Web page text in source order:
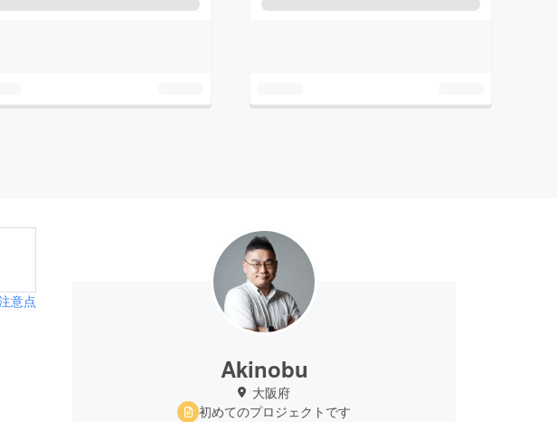
意点
Akinobu
大阪府
初めてのプロジェクトです